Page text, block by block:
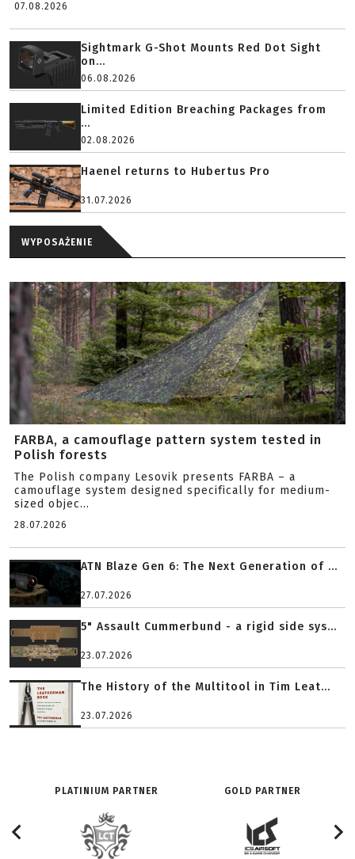
07.08.2026
Sightmark G-Shot Mounts Red Dot Sight
on...
06.08.2026
Limited Edition Breaching Packages from
...
02.08.2026
Haenel returns to Hubertus Pro
31.07.2026
WYPOSAŻENIE
FARBA, a camouflage pattern system tested in
Polish forests
The Polish company Lesovik presents FARBA – a
camouflage system designed specifically for medium-
sized objec...
28.07.2026
ATN Blaze Gen 6: The Next Generation of ...
27.07.2026
5" Assault Cummerbund - a rigid side sys...
23.07.2026
The History of the Multitool in Tim Leat...
23.07.2026
PLATINIUM PARTNER GOLD PARTNER